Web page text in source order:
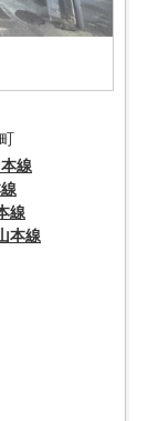
線
線
本線